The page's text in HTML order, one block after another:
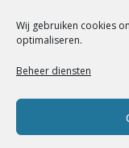
Wij gebruiken cookies
optimaliseren.
Beheer diensten
Bestellingen
© 1998 – 2022 De
Powerd By